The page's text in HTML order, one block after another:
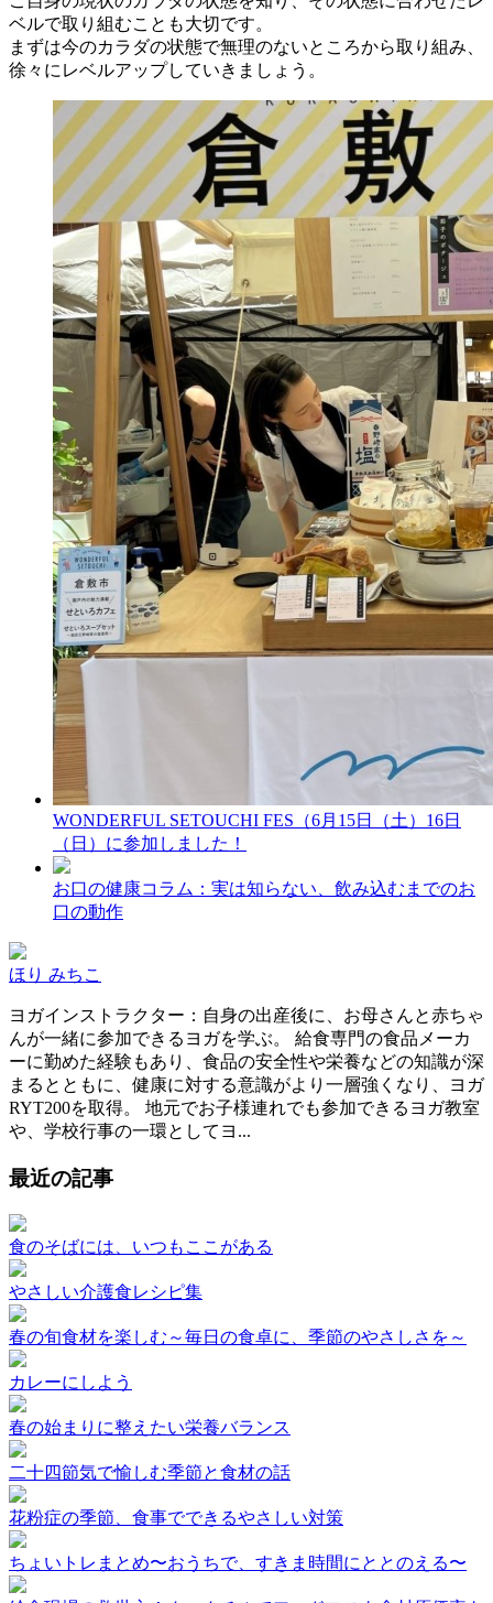
ベルで取り組むことも大切です。
まずは今のカラダの状態で無理のないところから取り組み、
徐々にレベルアップしていきましょう。
WONDERFUL SETOUCHI FES（6月15日（土）16日
（日）に参加しました！
お口の健康コラム：実は知らない、飲み込むまでのお
口の動作
ほり みちこ
ヨガインストラクター：自身の出産後に、お母さんと赤ちゃ
んが一緒に参加できるヨガを学ぶ。 給食専門の食品メーカ
ーに勤めた経験もあり、食品の安全性や栄養などの知識が深
まるとともに、健康に対する意識がより一層強くなり、ヨガ
RYT200を取得。 地元でお子様連れでも参加できるヨガ教室
や、学校行事の一環としてヨ...
最近の記事
食のそばには、いつもここがある
やさしい介護食レシピ集
春の旬食材を楽しむ～毎日の食卓に、季節のやさしさを～
カレーにしよう
春の始まりに整えたい栄養バランス
二十四節気で愉しむ季節と食材の話
花粉症の季節、食事でできるやさしい対策
ちょいトレまとめ〜おうちで、すきま時間にととのえる〜